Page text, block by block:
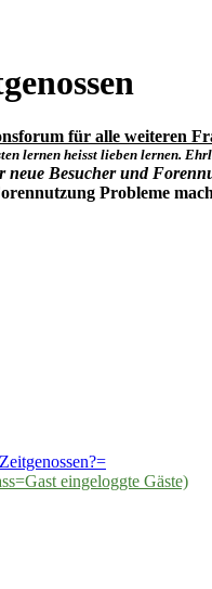
für alle weiteren
lernen heisst lieben lernen.
neue Besucher und
Probleme
eingeloggte Gäste)